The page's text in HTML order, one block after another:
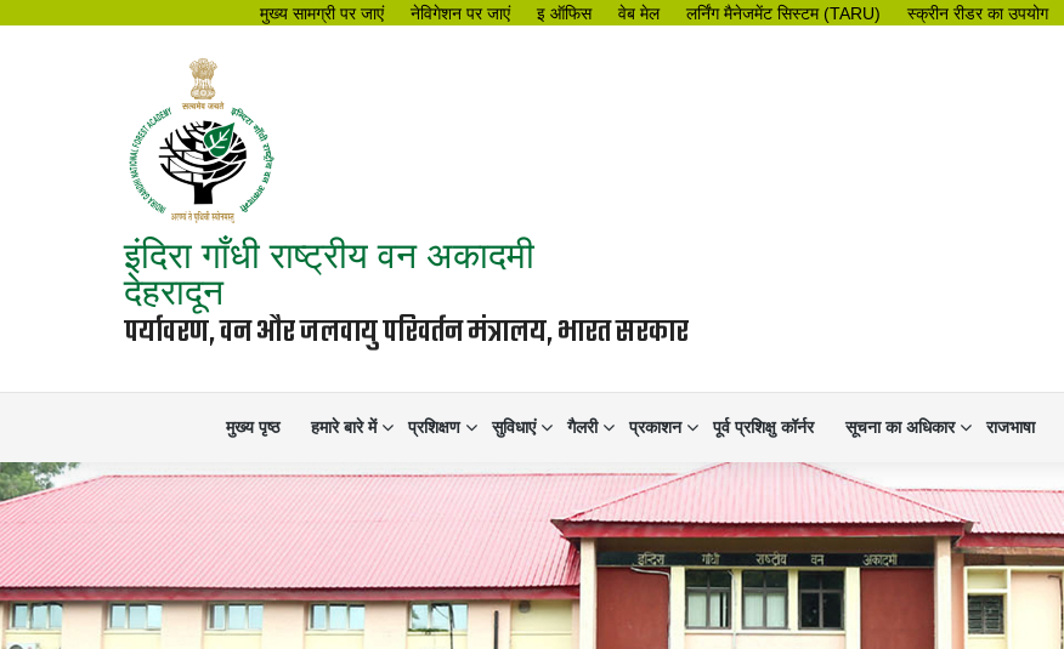
मुख्य सामग्री पर जाएं नेविगेशन पर जाएं इ ऑफिस वेब मेल लर्निंग मैनेजमेंट सिस्टम (TARU) स्क्रीन रीडर का उपयोग
इंदिरा गाँधी राष्ट्रीय वन अकादमी
देहरादून
पर्यावरण, वन और जलवायु परिवर्तन मंत्रालय, भारत सरकार
मुख्य पृष्ठ हमारे बारे में प्रशिक्षण सुविधाएं गैलरी प्रकाशन पूर्व प्रशिक्षु कॉर्नर सूचना का अधिकार राजभाषा